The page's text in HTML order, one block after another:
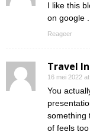
I like this
on google .
Reageer
Travel
16 mei 2022
You
something
of feels